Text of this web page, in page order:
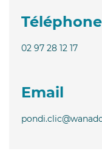
Téléphone
02 97 28 12 17
Email